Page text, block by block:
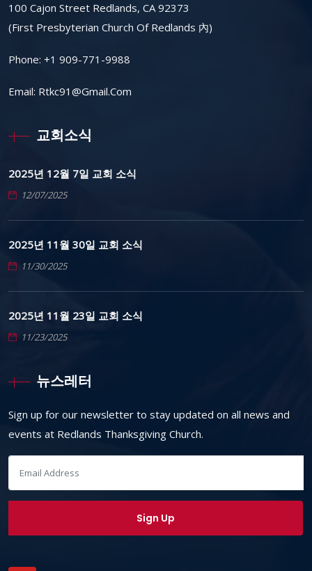
100 Cajon Street Redlands, CA 92373
(First Presbyterian Church Of Redlands 內)
Phone: +1 909-771-9988
Email: Rtkc91@gmail.com
교회소식
2025년 12월 7일 교회 소식
12/07/2025
2025년 11월 30일 교회 소식
11/30/2025
2025년 11월 23일 교회 소식
11/23/2025
뉴스레터
Sign up for our newsletter to stay updated on all news and
events at Redlands Thanksgiving Church.